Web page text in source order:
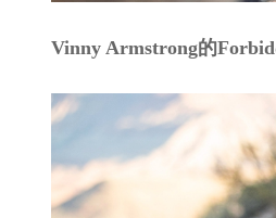
Vinny Armstrong的